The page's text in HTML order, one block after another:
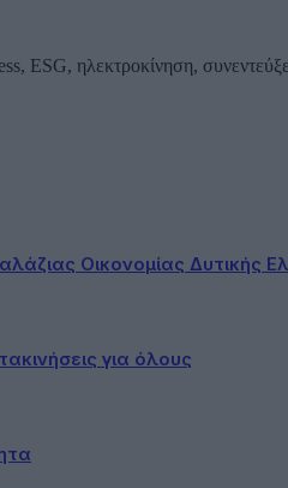
ESG, ηλεκτροκίνηση,
Οικονομίας Δυτικής
για όλους